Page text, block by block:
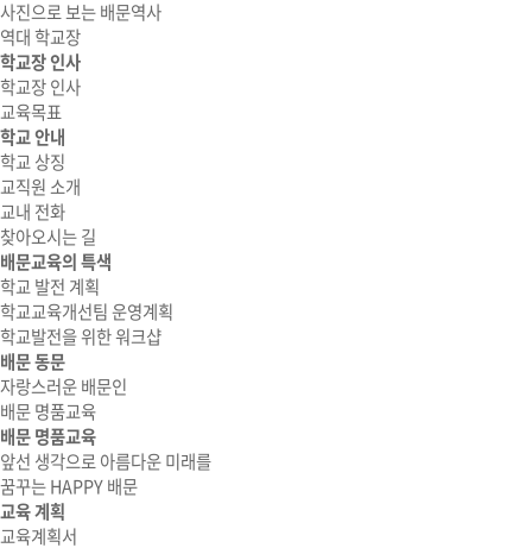
사진으로 보는 배문역사
역대 학교장
학교장 인사
학교장 인사
교육목표
학교 안내
학교 상징
교직원 소개
교내 전화
찾아오시는 길
배문교육의 특색
학교 발전 계획
학교교육개선팀 운영계획
학교발전을 위한 워크샵
배문 동문
자랑스러운 배문인
배문 명품교육
배문 명품교육
앞선 생각으로 아름다운 미래를
꿈꾸는 HAPPY 배문
교육 계획
교육계획서